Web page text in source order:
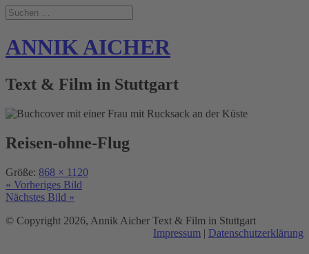
ANNIK AICHER
Text & Film in Stuttgart
Reisen-ohne-Flug
Größe: 868 × 1120
« Vorheriges Bild
Nächstes Bild »
© Copyright 2026, Annik Aicher Text & Film in Stuttgart
Impressum | Datenschutzerklärung